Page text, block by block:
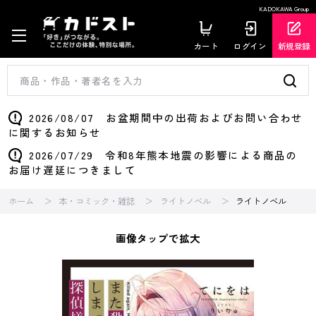
KADOKAWA Group
カート ログイン 新規登録
2026/08/07 お盆期間中の出荷およびお問い合わせ
に関するお知らせ
2026/07/29 令和8年熊本地震の影響による商品の
お届け遅延につきまして
ホーム 本・コミック・雑誌 ライトノベル ライトノベル
画像タップで拡大